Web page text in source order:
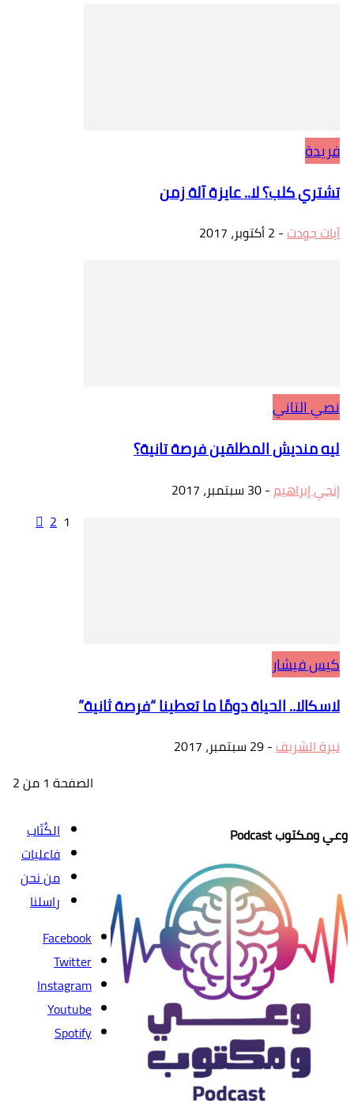
فريدة
تشتري كلب؟ لا.. عايزة آلة زمن
آيات جودت- 2 أكتوبر، 2017
نصي التاني
ليه منديش المطلقين فرصة تانية؟
إنجي إبراهيم-30 سبتمبر، 2017
كيس فيشار
لاسكالا.. الحياة دومًا ما تعطينا “فرصة ثانية”
نيرة الشريف-29 سبتمبر، 2017
1
2
الصفحة 1 من 2
وعي ومكتوب Podcast
الكُتّاب
فاعليات
من نحن
راسلنا
Facebook
Twitter
Instagram
Youtube
Spotify